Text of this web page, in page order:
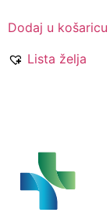
Dodaj u košaricu
Lista želja